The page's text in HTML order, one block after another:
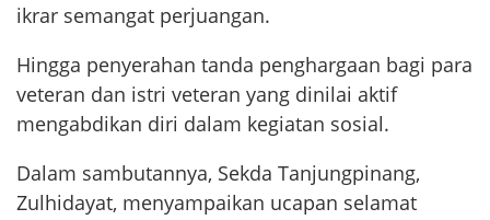
ikrar semangat perjuangan.
Hingga penyerahan tanda penghargaan bagi para
veteran dan istri veteran yang dinilai aktif
mengabdikan diri dalam kegiatan sosial.
Dalam sambutannya, Sekda Tanjungpinang,
Zulhidayat, menyampaikan ucapan selamat